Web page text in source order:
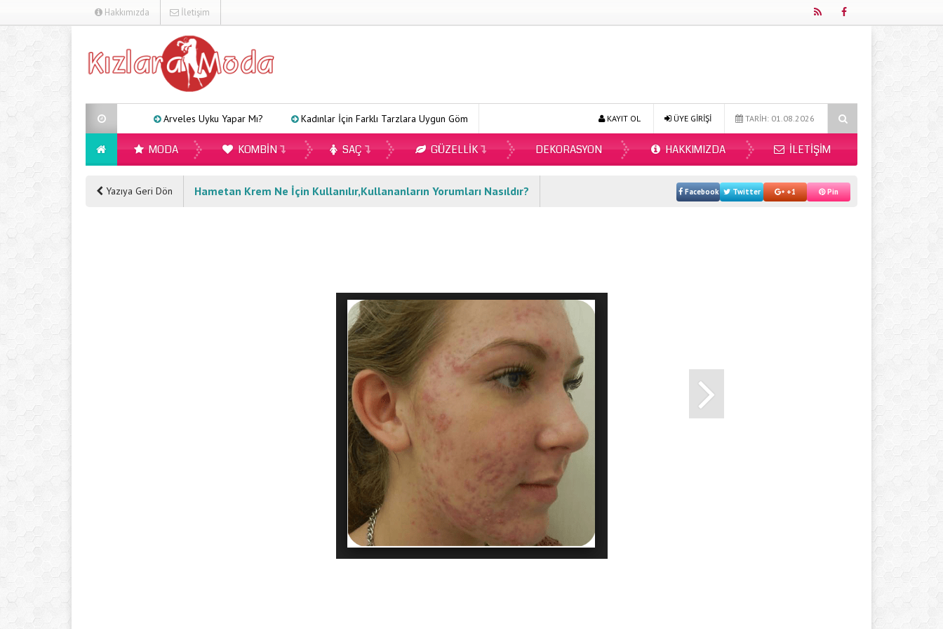
Hakkımızda İletişim
Arveles Uyku Yapar Mı? Kadınlar İçin Farklı Tarzlara Uygun Gömlek Modelleri Ecopirin Reçetesiz Alınır Mı 2026? Online Diyetisyen ile Sağlıklı Beslenmenin Yeni Adresi:
TARİH: 01.08.2026
ÜYE GİRİŞİ
KAYIT OL
MODA KOMBIN SAÇ GÜZELLIK DEKORASYON HAKKIMIZDA İLETIŞIM
Yazıya Geri Dön Hametan Krem Ne İçin Kullanılır,Kullananların Yorumları Nasıldır? Facebook Twitter +1 Pin